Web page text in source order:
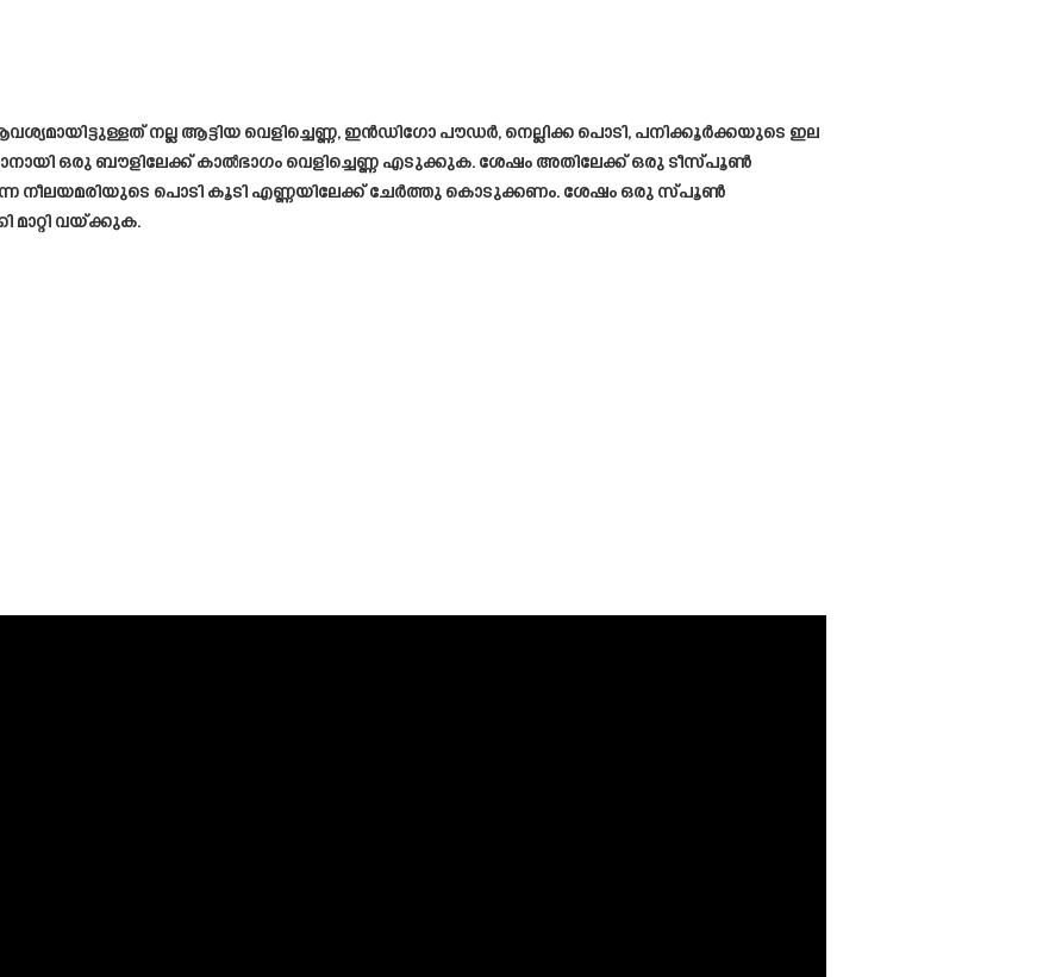
നല്ല ആട്ടിയ വെളിച്ചെണ്ണ, ഇൻഡിഗോ പൗഡർ, നെല്ലിക്ക പൊടി, പനിക്കൂർക്കയുടെ ഇല
ഒരു ബൗളിലേക്ക് കാൽഭാഗം വെളിച്ചെണ്ണ എടുക്കുക. ശേഷം അതിലേക്ക് ഒരു ടീസ്പൂൺ
നീലയമരിയുടെ പൊടി കൂടി എണ്ണയിലേക്ക് ചേർത്തു കൊടുക്കണം. ശേഷം ഒരു സ്പൂൺ
മാറ്റി വയ്ക്കുക.